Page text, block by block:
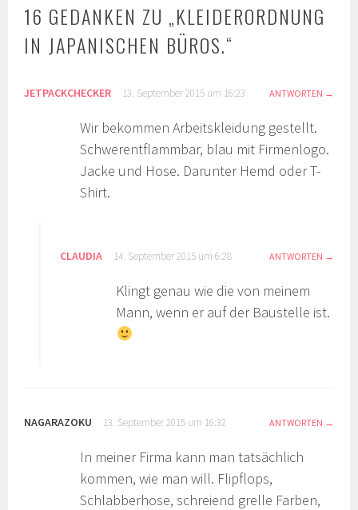
16 GEDANKEN ZU „KLEIDERORDNUNG
IN JAPANISCHEN BÜROS.“
JETPACKCHECKER 13. September 2015 um 16:23 ANTWORTEN
Wir bekommen Arbeitskleidung gestellt.
Schwerentflammbar, blau mit Firmenlogo.
Jacke und Hose. Darunter Hemd oder T-
Shirt.
CLAUDIA 14. September 2015 um 6:28 ANTWORTEN
Klingt genau wie die von meinem
Mann, wenn er auf der Baustelle ist.
NAGARAZOKU 13. September 2015 um 16:32 ANTWORTEN
In meiner Firma kann man tatsächlich
kommen, wie man will. Flipflops,
Schlabberhose, schreiend grelle Farben,